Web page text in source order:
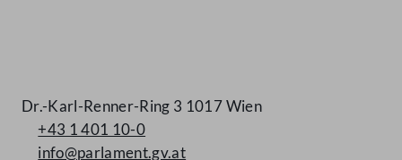
Dr.-Karl-Renner-Ring 3 1017 Wien
+43 1 401 10-0
info@parlament.gv.at